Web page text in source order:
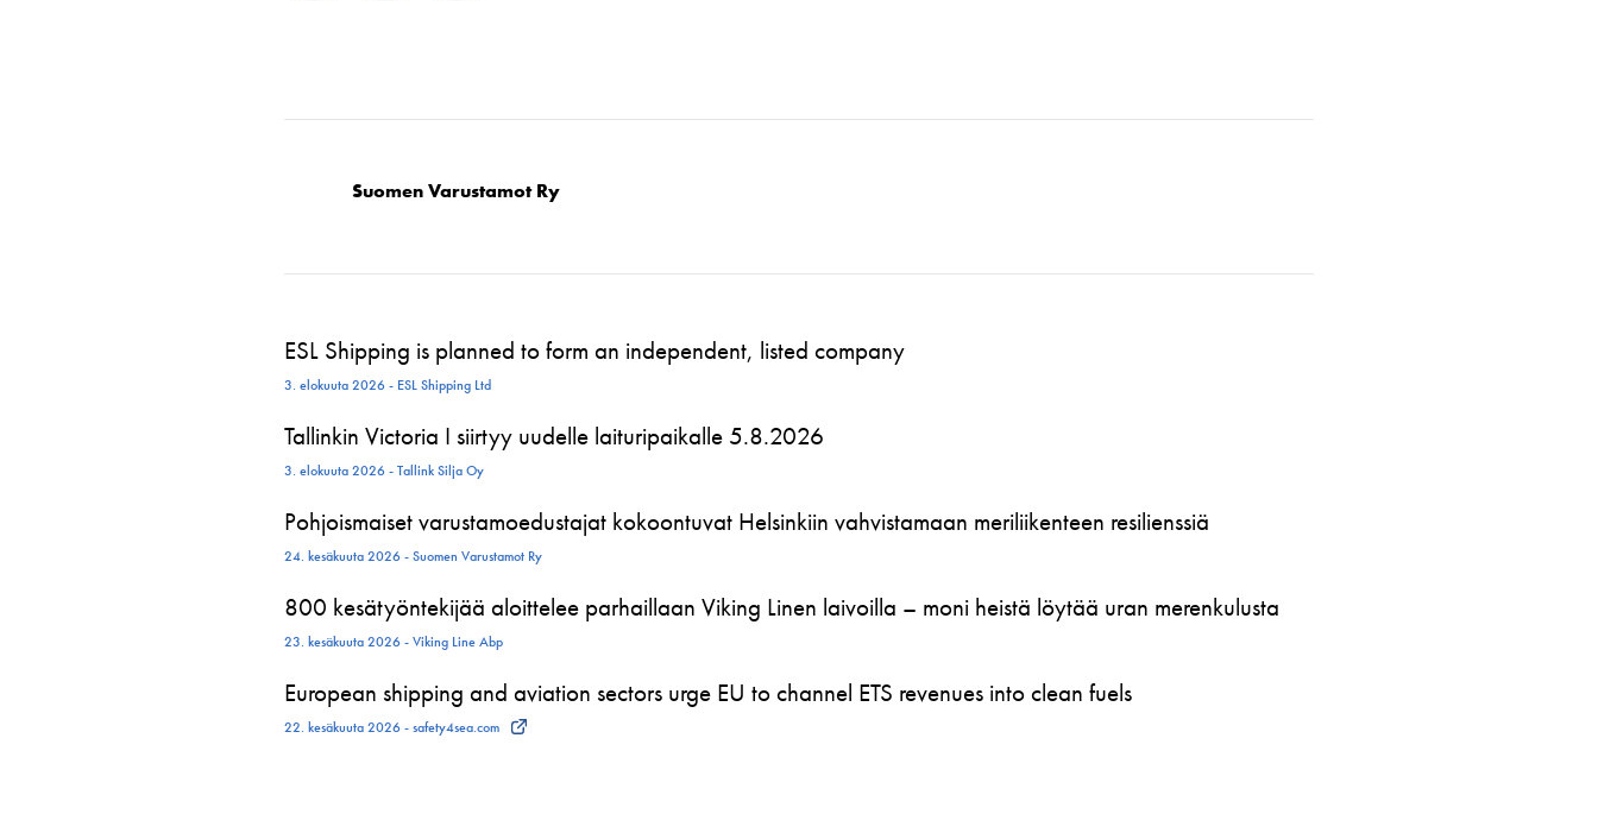
Suomen Varustamot Ry
ESL Shipping is planned to form an independent, listed company
3. elokuuta 2026 - ESL Shipping Ltd
Tallinkin Victoria I siirtyy uudelle laituripaikalle 5.8.2026
3. elokuuta 2026 - Tallink Silja Oy
Pohjoismaiset varustamoedustajat kokoontuvat Helsinkiin vahvistamaan meriliikenteen resilienssiä
24. kesäkuuta 2026 - Suomen Varustamot Ry
800 kesätyöntekijää aloittelee parhaillaan Viking Linen laivoilla – moni heistä löytää uran merenkulusta
23. kesäkuuta 2026 - Viking Line Abp
European shipping and aviation sectors urge EU to channel ETS revenues into clean fuels
22. kesäkuuta 2026 - safety4sea.com